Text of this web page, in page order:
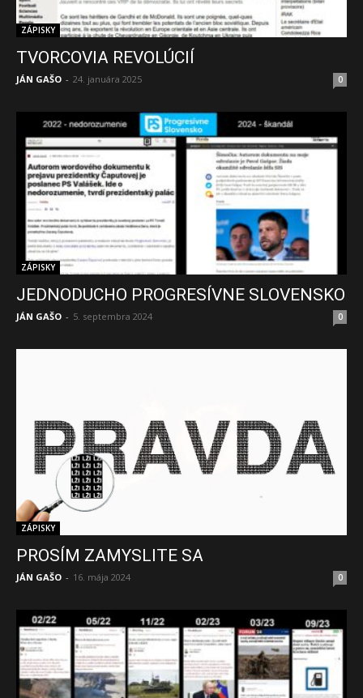
ZÁPISKY
TVORCOVIA REVOLÚCIÍ
JÁN GAŠO - 24. januára 2025 0
ZÁPISKY
JEDNODUCHO PROGRESÍVNE SLOVENSKO
JÁN GAŠO - 5. septembra 2024 0
ZÁPISKY
PROSÍM ZAMYSLITE SA
JÁN GAŠO - 16. mája 2024 0